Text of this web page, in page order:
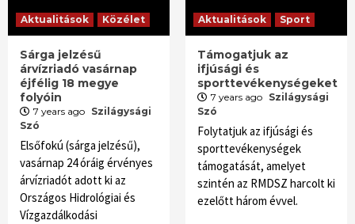
Aktualitások Közélet
Sárga jelzésű
árvízriadó vasárnap
éjfélig 18 megye
folyóin
7 years ago Szilágysági
Szó
Elsőfokú (sárga jelzésű),
vasárnap 24 óráig érvényes
árvízriadót adott ki az
Országos Hidrológiai és
Vízgazdálkodási
Aktualitások Sport
Támogatjuk az
ifjúsági és
sporttevékenységeket
7 years ago Szilágysági
Szó
Folytatjuk az ifjúsági és
sporttevékeny­ségek
támogatását, amelyet
szintén az RMDSZ harcolt ki
ezelőtt három évvel.